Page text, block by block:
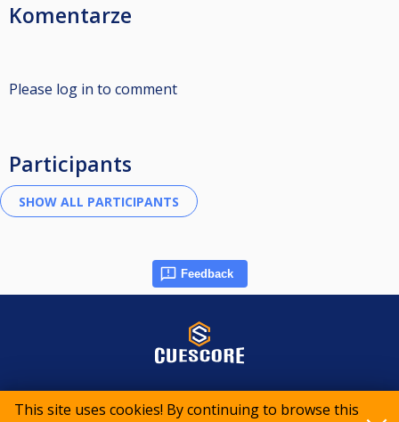
This site uses cookies! By continuing to browse this
Komentarze
Please log in to comment
Participants
Feedback
© 2015-2026 CueScore International